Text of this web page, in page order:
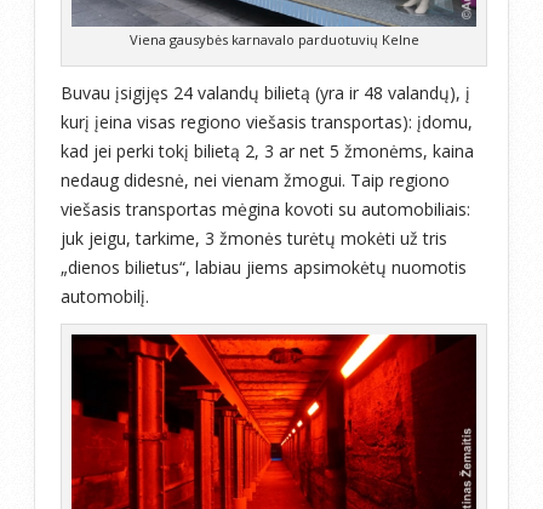
Viena gausybės karnavalo parduotuvių Kelne
Buvau įsigijęs 24 valandų bilietą (yra ir 48 valandų), į
kurį įeina visas regiono viešasis transportas): įdomu,
kad jei perki tokį bilietą 2, 3 ar net 5 žmonėms, kaina
nedaug didesnė, nei vienam žmogui. Taip regiono
viešasis transportas mėgina kovoti su automobiliais:
juk jeigu, tarkime, 3 žmonės turėtų mokėti už tris
„dienos bilietus“, labiau jiems apsimokėtų nuomotis
automobilį.